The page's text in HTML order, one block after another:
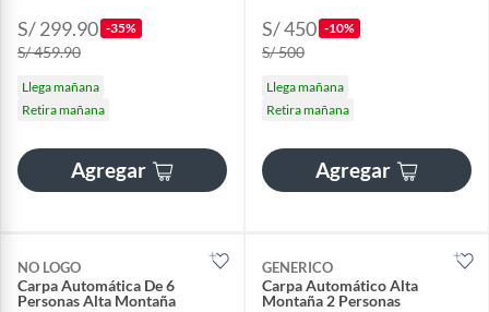
S/ 299.90 -35%
S/ 459.90
Llega mañana
Retira mañana
Agregar
S/ 450 -10%
S/ 500
Llega mañana
Retira mañana
Agregar
NO LOGO
Carpa Automática De 6
Personas Alta Montaña
GENERICO
Carpa Automático Alta
Montaña 2 Personas